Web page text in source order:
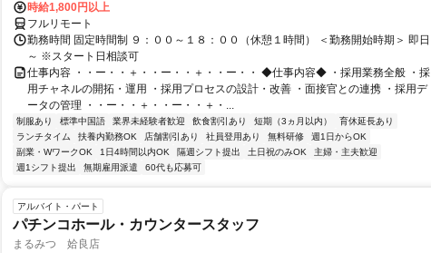
時給1,800円以上
フルリモート
勤務時間 固定時間制 ９：００～１８：００（休憩１時間） ＜勤務開始時期＞ 即日
～ ※スタート日相談可
仕事内容 ・・ー・・＋・・ー・・＋・・ー・・ ◆仕事内容◆ ・採用業務全般 ・採
用チャネルの開拓・運用 ・採用プロセスの設計・改善 ・面接官との連携 ・採用デ
ータの管理 ・・ー・・＋・・ー・・＋・...
制服あり 標準中国語 業界未経験者歓迎 飲食割引あり 短期（3ヵ月以内）
育休延長あり
ランチタイム
扶養内勤務OK 店舗割引あり 社員登用あり 無料研修
週1日からOK
副業・WワークOK
1日4時間以内OK 隔週シフト提出 土日祝のみOK
主婦・主夫歓迎
週1シフト提出
無期雇用派遣 60代も応募可
アルバイト・パート
パチンコホール・カウンタースタッフ
まるみつ 姶良店